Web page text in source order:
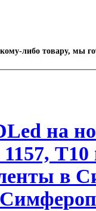
либо товару, мы
на
в